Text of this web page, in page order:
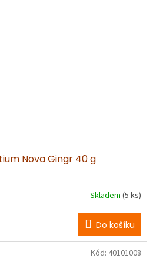
Nova Gingr 40 g
Skladem (5 ks)
Do košíku
Kód: 40101008